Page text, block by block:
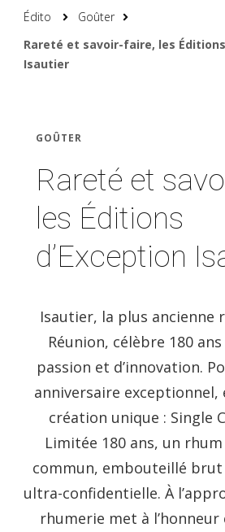
Édito
Goûter
Rareté et savoir-faire, les Éditions
Isautier
GOÛTER
Rareté et
les Éditions
d’Exception
Isautier, la plus ancienne
Réunion, célèbre 180
passion et d’innovation.
anniversaire exceptionnel,
création unique : Single
Limitée 180 ans, un
commun, embouteillé
ultra-confidentielle. À
rhumerie met à l’honneur